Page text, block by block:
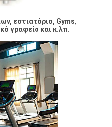
εστιατόριο, Gyms,
γραφείο και κ.λπ.